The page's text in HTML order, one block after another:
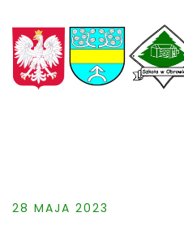
to
content
28 MAJA 2023